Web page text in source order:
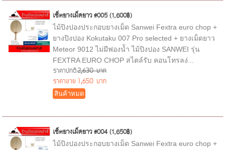
เซ็ตยางเม็ดยาว #005 (1,600฿)
ไม้ปิงปองประกอบยางเม็ด Sanwei Fextra euro chop +
ยางปิงปอง Kokutaku 007 Pro selected + ยางเม็ดยาว
Meteor 9012 ไม่มีฟองน้ำ ไม้ปิงปอง SANWEI รุ่น
FEXTRA EURO CHOP สไตล์รับ คอนโทรลง่...
ราคาปกติ2,630 บาท
ราคาขาย 1,650 บาท
สินค้าหมด
เซ็ตยางเม็ดยาว #004 (1,650฿)
ไม้ปิงปองประกอบยางเม็ด Sanwei Fextra euro chop +